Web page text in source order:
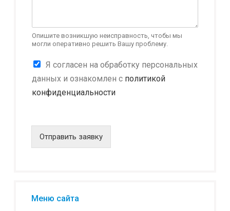
я
*
Опишите возникшую неисправность, чтобы мы
могли оперативно решить Вашу проблему.
К
н
ф
е
н
Я согласен на обработку персональных
данных и ознакомлен с политикой
конфиденциальности
Отправить заявку
Меню сайта